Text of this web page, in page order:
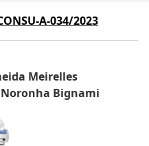
A-034/2023
Meirelles
Bignami